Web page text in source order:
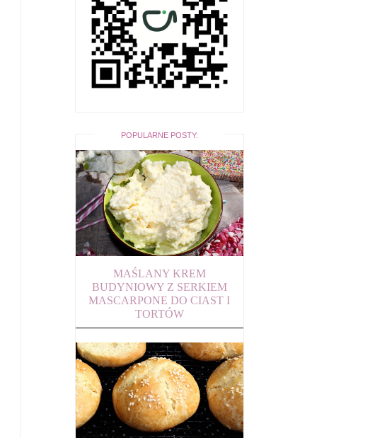
POPULARNE POSTY:
MAŚLANY KREM
BUDYNIOWY Z SERKIEM
MASCARPONE DO CIAST I
TORTÓW